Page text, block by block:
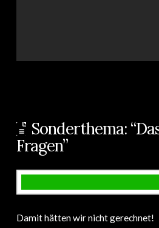
Sonderthema:
Fragen”
Damit hätten wir nicht gerechnet!